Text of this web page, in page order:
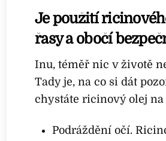
Je použití
řasy a obočí
Inu, téměř nic v životě
Tady je, na co si dát
chystáte ricinový olej na
Podráždění očí.